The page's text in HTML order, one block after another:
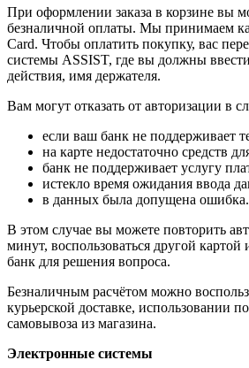
При оформлении заказа в корзине вы
безналичной оплаты. Мы принимаем
Card. Чтобы оплатить покупку, вас
системы ASSIST, где вы должны
действия, имя держателя.
Вам могут отказать от авторизации в
если ваш банк не поддерживает
на карте недостаточно средств
банк не поддерживает услугу
истекло время ожидания ввода
в данных была допущена ошибка.
В этом случае вы можете повторить
минут, воспользоваться другой картой
банк для решения вопроса.
Безналичным расчётом можно
курьерской доставке, использовании
самовывоза из магазина.
Электронные системы